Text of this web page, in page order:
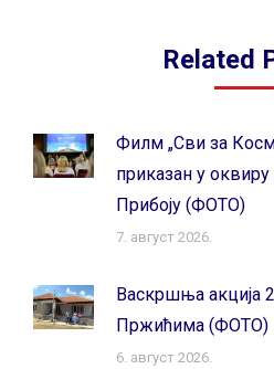
Related
Филм „Сви за
приказан у
Прибоју (ФОТО)
7. август 2026.
Васкршња акција
Пржићима (ФОТО)
6. август 2026.